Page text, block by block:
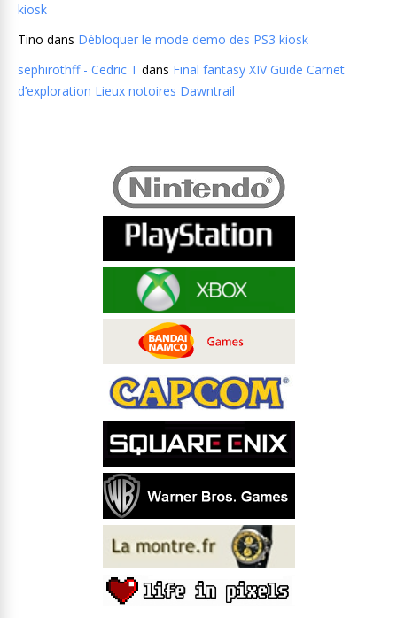
kiosk
Tino dans Débloquer le mode demo des PS3 kiosk
sephirothff - Cedric T dans Final fantasy XIV Guide Carnet
d’exploration Lieux notoires Dawntrail